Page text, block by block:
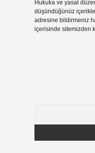
Hukuka ve yasal
düşündüğünüz
adresine bildirmeniz
içerisinde sitemizden